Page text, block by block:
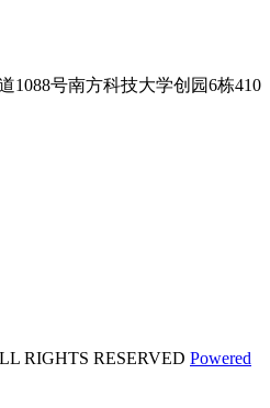
1088号南方科技大学创园6栋410
RIGHTS RESERVED Powered